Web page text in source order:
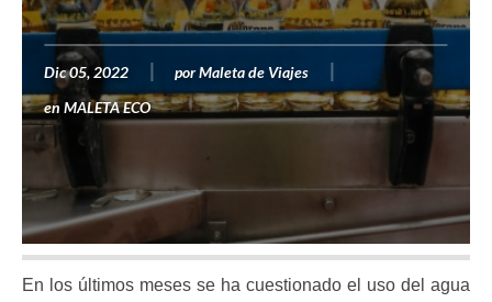
Dic 05, 2022 porMaleta de Viajes
en MALETA ECO
En los últimos meses se ha cuestionado el uso del agua